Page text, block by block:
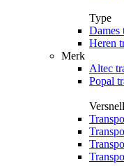
Type
Dames
Heren
Merk
Altec
Popal